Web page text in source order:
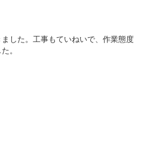
した。工事もていねいで、作業態度
。